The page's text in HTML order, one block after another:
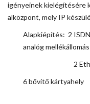
igényeinek kielégítésére
alközpont, mely IP
Alapkiépítés: 2
analóg mellékállomás
2
6 bővítő kártyahely